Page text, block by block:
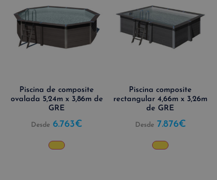
Piscina de composite
ovalada 5,24m x 3,86m de
GRE
Desde 6.763€
Piscina composite
rectangular 4,66m x 3,26m
de GRE
Desde 7.876€